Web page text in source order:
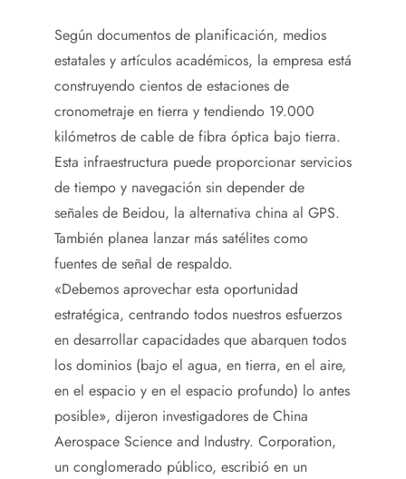
Según documentos de planificación, medios
estatales y artículos académicos, la empresa está
construyendo cientos de estaciones de
cronometraje en tierra y tendiendo 19.000
kilómetros de cable de fibra óptica bajo tierra.
Esta infraestructura puede proporcionar servicios
de tiempo y navegación sin depender de
señales de Beidou, la alternativa china al GPS.
También planea lanzar más satélites como
fuentes de señal de respaldo.
«Debemos aprovechar esta oportunidad
estratégica, centrando todos nuestros esfuerzos
en desarrollar capacidades que abarquen todos
los dominios (bajo el agua, en tierra, en el aire,
en el espacio y en el espacio profundo) lo antes
posible», dijeron investigadores de China
Aerospace Science and Industry. Corporation,
un conglomerado público, escribió en un